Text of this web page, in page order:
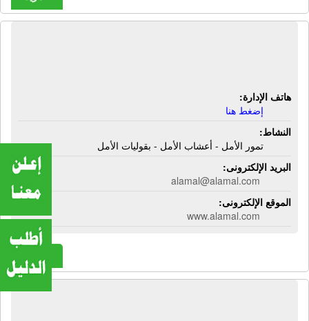
هاتف الإدارة:
إضغط هنا
النشاط:
تمور الأمل - أعشاب الأمل - بقوليات الأمل
البريد الإلكترونى:
alamal@alamal.com
الموقع الإلكترونى:
www.alamal.com